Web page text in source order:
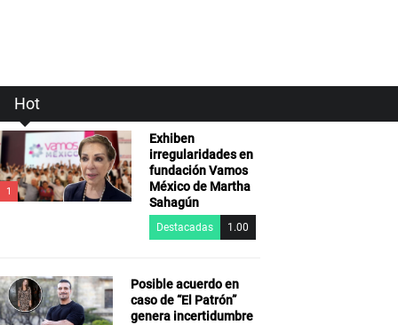
Hot
1
Exhiben
irregularidades en
fundación Vamos
México de Martha
Sahagún
Destacadas 1.00
Posible acuerdo en
caso de “El Patrón”
genera incertidumbre